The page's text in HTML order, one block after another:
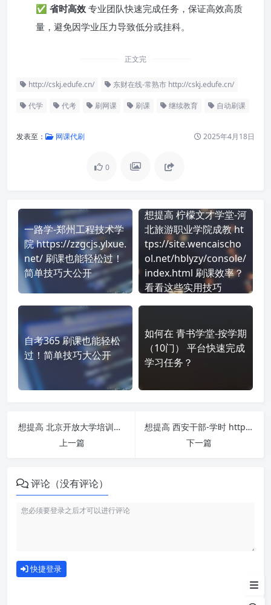
✅ 省时高效 专业团队快速完成任务，保证高效高质
量，避免因学业压力导致低分或挂科。
正文完
http://cskj.edufe.cn/ 东财在线-常熟市 http://cskj.edufe.cn/
代学 代考 刷网课 刷课 继续教育 自动刷课
发表至： 网课代刷 2025年4月18日
0
一路学-郑州工程技术学
院 https://zzgcjs.ylxue.
net/ 刷课也能轻松过！
简单技巧大公开
想提高 柠檬文才学堂-河
北旅游职业学院成教 ht
tps://site.wencaischo
ol.net/hblyzy/console/
index.html 刷课效率？
看看这些实用技巧
自考365 刷课也能轻松
过！简单技巧大公开
如何在 青书学堂-按学期
（10门） 平台快速完成
学习任务？
想提高 北京开放大学培训在线-我的班级 https://bkpx.bjou.edu.cn/cms/ 刷课效率？看看这些实用技巧
上一篇
想提高 西安干部-学时 https://xian.sqgj.gov.cn 刷课效率？看看这些实用技巧
下一篇
评论（没有评论）
快捷登录